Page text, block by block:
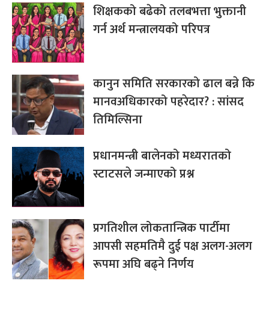
शिक्षकको बढेको तलबभत्ता भुक्तानी
गर्न अर्थ मन्त्रालयको परिपत्र
कानुन समिति सरकारको ढाल बन्ने कि
मानवअधिकारको पहरेदार? : सांसद
तिमिल्सिना
प्रधानमन्त्री बालेनको मध्यरातको
स्टाटसले जन्माएको प्रश्न
प्रगतिशील लोकतान्त्रिक पार्टीमा
आपसी सहमतिमै दुई पक्ष अलग-अलग
रूपमा अघि बढ्ने निर्णय